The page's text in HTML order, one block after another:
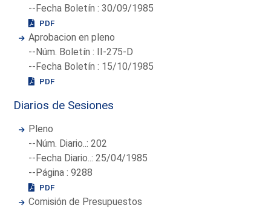
--Fecha Boletín : 30/09/1985
PDF
Aprobacion en pleno
--Núm. Boletín : II-275-D
--Fecha Boletín : 15/10/1985
PDF
Diarios de Sesiones
Pleno
--Núm. Diario..: 202
--Fecha Diario..: 25/04/1985
--Página : 9288
PDF
Comisión de Presupuestos